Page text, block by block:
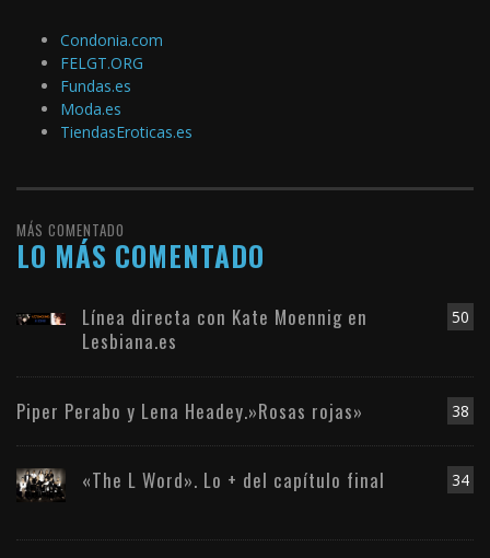
Condonia.com
FELGT.ORG
Fundas.es
Moda.es
TiendasEroticas.es
MÁS COMENTADO
LO MÁS COMENTADO
50
Línea directa con Kate Moennig en
Lesbiana.es
38
Piper Perabo y Lena Headey.»Rosas rojas»
34
«The L Word». Lo + del capítulo final